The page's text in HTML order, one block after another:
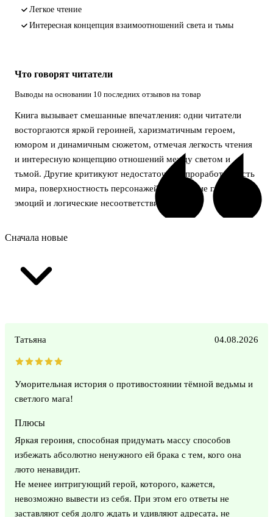
Легкое чтение
Интересная концепция взаимоотношений света и тьмы
Что говорят читатели
Выводы на основании 10 последних отзывов на товар
Книга вызывает смешанные впечатления: одни читатели
восторгаются яркой героиней, харизматичным героем,
юмором и динамичным сюжетом, отмечая легкость чтения
и интересную концепцию отношений между светом и
тьмой. Другие критикуют недостаточную проработанность
мира, поверхностность персонажей, отсутствие глубоких
эмоций и логические несоответствия.
Сначала новые
Татьяна 04.08.2026
Уморительная история о противостоянии тёмной ведьмы и
светлого мага!
Плюсы
Яркая героиня, способная придумать массу способов
избежать абсолютно ненужного ей брака с тем, кого она
люто ненавидит.
Не менее интригующий герой, которого, кажется,
невозможно вывести из себя. При этом его ответы не
заставляют себя долго ждать и удивляют адресата, не